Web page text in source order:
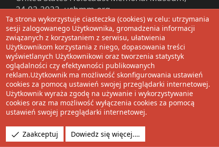
24.02.2022, ushmm.org.​
[6]I. Tabarovsky, E. Finkel,Statement on Ukraine by
scholars of genocide, Nazism and WWII , 28.02.2022,
za: Jewish New Syndicate, jns.org.​
[7] Yad Vashem Statement Regarding the Russian
Invasion of Ukraine, Yad Vashem, 27.02.2022,
yadvashem.org.
R
a
c
hrab
15 Maj 2022
Ta strona wykorzystuje ciasteczka (cookies) w celu: utrzymania
sesji zalogowanego Użytkownika, gromadzenia informacji
związanych z korzystaniem z serwisu, ułatwienia
Użytkownikom korzystania z niego, dopasowania treści
wyświetlanych Użytkownikowi oraz tworzenia statystyk
oglądalności czy efektywności publikowanych
reklam.Użytkownik ma możliwość skonfigurowania ustawień
cookies za pomocą ustawień swojej przeglądarki internetowej.
Użytkownik wyraża zgodę na używanie i wykorzystywanie
cookies oraz ma możliwość wyłączenia cookies za pomocą
ustawień swojej przeglądarki internetowej.
Zaakceptuj Dowiedz się więcej.…